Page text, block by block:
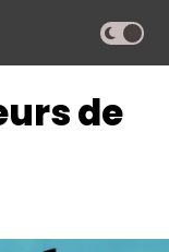
de